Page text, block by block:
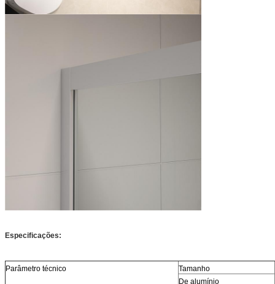
Especificações:
Parâmetro técnico
Tamanho
De alumínio